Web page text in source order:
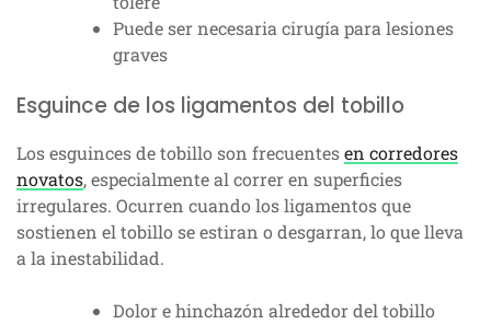
Puede ser necesaria cirugía para lesiones
graves
Esguince de los ligamentos del tobillo
Los esguinces de tobillo son frecuentesen corredores
novatos, especialmente al correr en superficies
irregulares. Ocurren cuando los ligamentos que
sostienen el tobillo se estiran o desgarran, lo que lleva
a la inestabilidad.
Dolor e hinchazón alrededor del tobillo